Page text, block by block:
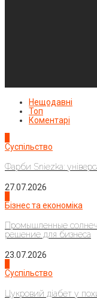
Нещодавні
Топ
Коментарі
Суспільство
Фарби Sniezka:
27.07.2026
Бізнес та економіка
Промышленные
решение для бизнеса
23.07.2026
Суспільство
Цукровий діабет у